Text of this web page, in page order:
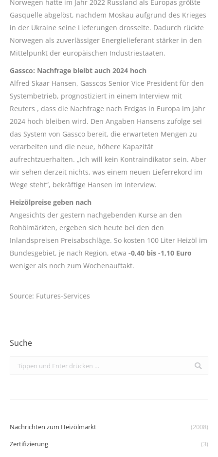
Norwegen hatte im Jahr 2022 Russland als Europas größte
Gasquelle abgelöst, nachdem Moskau aufgrund des Krieges
in der Ukraine seine Lieferungen drosselte. Dadurch rückte
Norwegen als zuverlässiger Energielieferant stärker in den
Mittelpunkt der europäischen Industriestaaten.
Gassco: Nachfrage bleibt auch 2024 hoch
Alfred Skaar Hansen, Gasscos Senior Vice President für den
Systembetrieb, prognostiziert in einem Interview mit
Reuters , dass die Nachfrage nach Erdgas in Europa im Jahr
2024 hoch bleiben wird. Den Angaben Hansens zufolge sei
das System von Gassco bereit, die erwarteten Mengen zu
verarbeiten und die neue, höhere Kapazität
aufrechtzuerhalten. „Ich will kein Kontraindikator sein. Aber
wir sehen derzeit nichts, was einem neuen Lieferrekord im
Wege steht“, bekräftige Hansen im Interview.
Heizölpreise geben nach
Angesichts der gestern nachgebenden Kurse an den
Rohölmärkten, ergeben sich heute bei den den
Inlandspreisen Preisabschläge. So kosten 100 Liter Heizöl im
Bundesgebiet, je nach Region, etwa -0,40 bis -1,10 Euro
weniger als noch zum Wochenauftakt.
Source: Futures-Services
Suche
Search:
Nachrichten zum Heizölmarkt
(2008)
Zertifizierung
(3)